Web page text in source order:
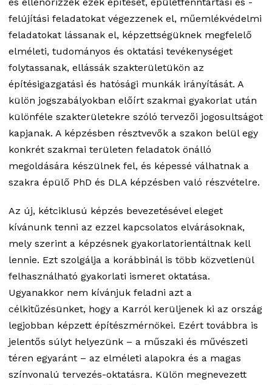
felújítási feladatokat végezzenek el, műemlékvédelmi
feladatokat lássanak el, képzettségüknek megfelelő
elméleti, tudományos és oktatási tevékenységet
folytassanak, ellássák szakterületükön az
építésigazgatási és hatósági munkák irányítását. A
külön jogszabályokban előírt szakmai gyakorlat után
különféle szakterületekre szóló tervezői jogosultságot
kapjanak. A képzésben résztvevők a szakon belül egy
konkrét szakmai területen feladatok önálló
megoldására készülnek fel, és képessé válhatnak a
szakra épülő PhD és DLA képzésben való részvételre.
Az új, kétciklusú képzés bevezetésével eleget
kívánunk tenni az ezzel kapcsolatos elvárásoknak,
mely szerint a képzésnek gyakorlatorientáltnak kell
lennie. Ezt szolgálja a korábbinál is több közvetlenül
felhasználható gyakorlati ismeret oktatása.
Ugyanakkor nem kívánjuk feladni azt a
célkitűzésünket, hogy a Karról kerüljenek ki az ország
legjobban képzett építészmérnökei. Ezért továbbra is
jelentős súlyt helyezünk – a műszaki és művészeti
téren egyaránt – az elméleti alapokra és a magas
színvonalú tervezés-oktatásra. Külön megnevezett